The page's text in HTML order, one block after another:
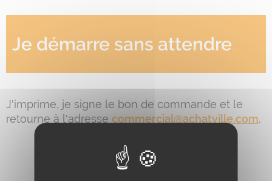
Je démarre sans attendre
J'imprime, je signe le bon de commande et le
retourne à l'adresse commercial@achatville.com.
Télécharger le bon de commande